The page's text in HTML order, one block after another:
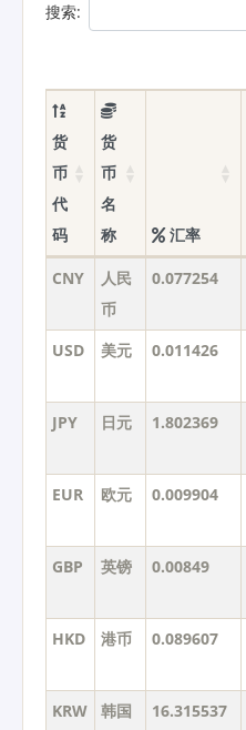
搜索:
货
币
代
码
货
币
名
称
汇率
CNY
人民
币
0.077254
USD 美元 0.011426
JPY 日元 1.802369
EUR 欧元 0.009904
GBP 英镑 0.00849
HKD 港币 0.089607
KRW 韩国 16.315537